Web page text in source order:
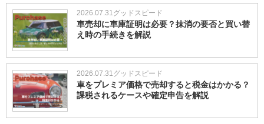
2026.07.31グッドスピード
車売却に車庫証明は必要？抹消の要否と買い替
え時の手続きを解説
2026.07.31グッドスピード
車をプレミア価格で売却すると税金はかかる？
課税されるケースや確定申告を解説